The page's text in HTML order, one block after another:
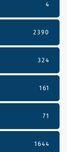
4
2390
324
161
71
1644